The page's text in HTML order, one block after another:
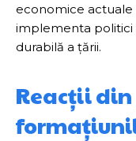
economice actuale
implementa politici
durabilă a țării.
Reacții